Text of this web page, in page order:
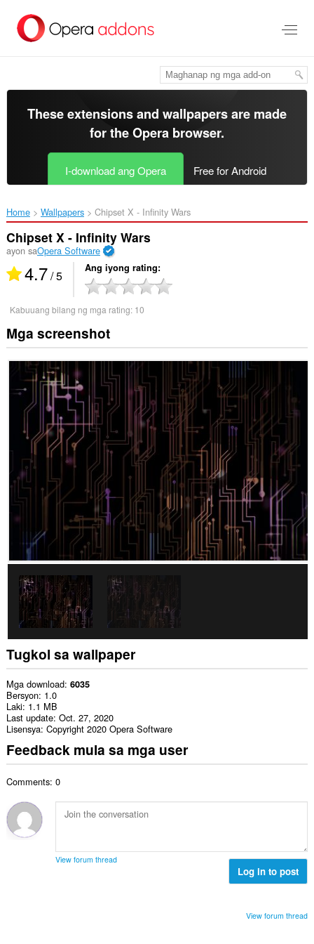
pangunahing
These extensions and wallpapers are made
for theOpera browser.
I-download ang Opera Free for Android
Home Wallpapers Chipset X - Infinity Wars‎
Chipset X - Infinity Wars
ayon saOpera Software
4.7/ 5 Ang iyong rating
Kabuuang bilang ng mga rating: 10
Mga screenshot
Tugkol sa wallpaper
Mga download 6035
Bersyon 1.0
Laki 1.1 MB
Last update Oct. 27, 2020
Lisensya Copyright 2020 Opera Software
Feedback mula sa mga user
Comments: 0
View forum thread
Log in to post
View forum thread